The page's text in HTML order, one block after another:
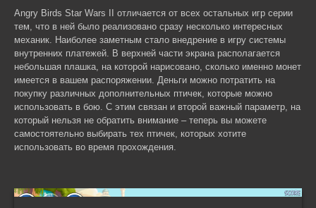
Angry Birds Star Wars II отличается от всех остальных игр серии
тем, что в ней было реализовано сразу несколько интересных
механик. Наиболее заметным стало внедрение в игру системы
внутренних платежей. В верхней части экрана располагается
небольшая плашка, на которой нарисовано, сколько именно монет
имеется в вашем распоряжении. Деньги можно потратить на
покупку различных дополнительных птичек, которые можно
использовать в бою. С этим связан и второй важный параметр, на
который нельзя не обратить внимание – теперь вы можете
самостоятельно выбирать тех птичек, которых хотите
использовать во время прохождения.